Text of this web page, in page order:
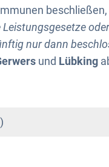
Leistungsgesetze
nur dann
und Lübking